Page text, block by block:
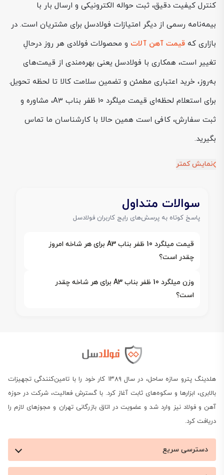
کنترل کیفیت دقیق، ثبت حواله الکترونیکی و ارسال بار با
بیمه‌نامه رسمی از دیگر امتیازات فولادسل برای مشتریان است. در
بازاری که قیمت آهن آلات و محصولات فولادی هر روز درحالِ
تغییر است، همکاری با فولادسل یعنی بهره‌مندی از قیمت‌های
به‌روز، خرید اعتباری مطمئن و تضمین سلامت کالا تا لحظه تحویل.
برای استعلام لحظه‌ای قیمت میلگرد 10 ظفر بناب A3، مشاوره و
ثبت سفارش، کافی است همین حالا با کارشناسان ما تماس
بگیرید.
نمایش کمتر
سوالات متداول
پاسخ کوتاه به پرسش‌های رایج کاربران فولادسل
قیمت میلگرد 10 ظفر بناب A3 برای هر شاخه امروز
چقدر است؟
وزن میلگرد 10 ظفر بناب A3 برای هر شاخه چقدر
است؟
هلدینگ پترو سازه ساحل، در سال ۱۳۸۹ کار خود را با تامین‌کنندگی تجهیزات
بالابری، ابزارها و سکوه‌های ثابت آغاز کرد. با گسترش فعالیت، شرکت در حوزه
آهن و فولاد نیز وارد شد و عضویت در اتاق بازرگانی تهران و مجوزهای لازم را
دریافت کرد.
دسترسی سریع